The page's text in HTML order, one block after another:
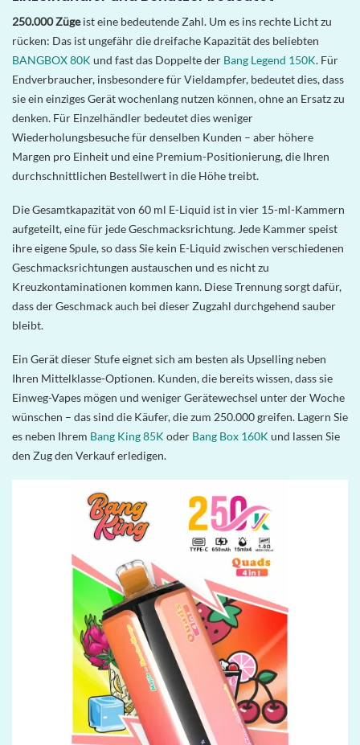
250.000 Zügeist eine bedeutende Zahl. Um es ins rechte Licht zu
rücken: Das ist ungefähr die dreifache Kapazität des beliebten
BANGBOX 80K und fast das Doppelte der Bang Legend 150K. Für
Endverbraucher, insbesondere für Vieldampfer, bedeutet dies, dass
sie ein einziges Gerät wochenlang nutzen können, ohne an Ersatz zu
denken. Für Einzelhändler bedeutet dies weniger
Wiederholungsbesuche für denselben Kunden – aber höhere
Margen pro Einheit und eine Premium-Positionierung, die Ihren
durchschnittlichen Bestellwert in die Höhe treibt.
Die Gesamtkapazität von 60 ml E-Liquid ist in vier 15-ml-Kammern
aufgeteilt, eine für jede Geschmacksrichtung. Jede Kammer speist
ihre eigene Spule, so dass Sie kein E-Liquid zwischen verschiedenen
Geschmacksrichtungen austauschen und es nicht zu
Kreuzkontaminationen kommen kann. Diese Trennung sorgt dafür,
dass der Geschmack auch bei dieser Zugzahl durchgehend sauber
bleibt.
Ein Gerät dieser Stufe eignet sich am besten als Upselling neben
Ihren Mittelklasse-Optionen. Kunden, die bereits wissen, dass sie
Einweg-Vapes mögen und weniger Gerätewechsel unter der Woche
wünschen – das sind die Käufer, die zum 250.000 greifen. Lagern Sie
es neben Ihrem Bang King 85K oder Bang Box 160K und lassen Sie
den Zug den Verkauf erledigen.